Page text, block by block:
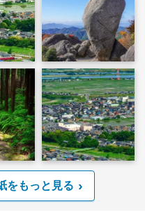
をもっと見る